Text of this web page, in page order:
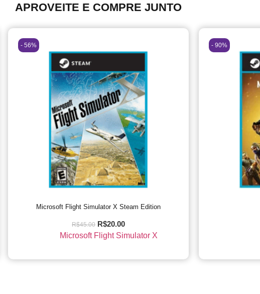
APROVEITE E COMPRE JUNTO
- 56%
Microsoft Flight Simulator X Steam Edition
R$45.00 R$20.00
Microsoft Flight Simulator X
- 90%